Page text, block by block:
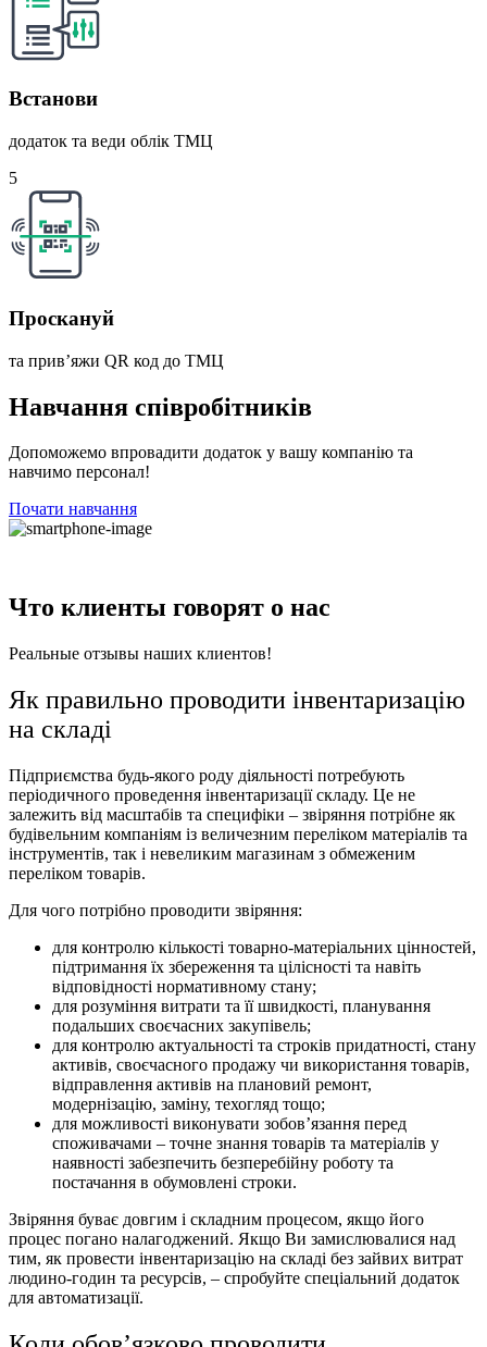
Встанови
додаток та веди облік ТМЦ
5
Проскануй
та прив’яжи QR код до ТМЦ
Навчання співробітників
Допоможемо впровадити додаток у вашу компанію та
навчимо персонал!
Почати навчання
Что клиенты говорят о нас
Реальные отзывы наших клиентов!
Як правильно проводити інвентаризацію
на складі
Підприємства будь-якого роду діяльності потребують
періодичного проведення інвентаризації складу. Це не
залежить від масштабів та специфіки – звіряння потрібне як
будівельним компаніям із величезним переліком матеріалів та
інструментів, так і невеликим магазинам з обмеженим
переліком товарів.
Для чого потрібно проводити звіряння:
для контролю кількості товарно-матеріальних цінностей,
підтримання їх збереження та цілісності та навіть
відповідності нормативному стану;
для розуміння витрати та її швидкості, планування
подальших своєчасних закупівель;
для контролю актуальності та строків придатності, стану
активів, своєчасного продажу чи використання товарів,
відправлення активів на плановий ремонт,
модернізацію, заміну, техогляд тощо;
для можливості виконувати зобов’язання перед
споживачами – точне знання товарів та матеріалів у
наявності забезпечить безперебійну роботу та
постачання в обумовлені строки.
Звіряння буває довгим і складним процесом, якщо його
процес погано налагоджений. Якщо Ви замислювалися над
тим, як провести інвентаризацію на складі без зайвих витрат
людино-годин та ресурсів, – спробуйте спеціальний додаток
для автоматизації.